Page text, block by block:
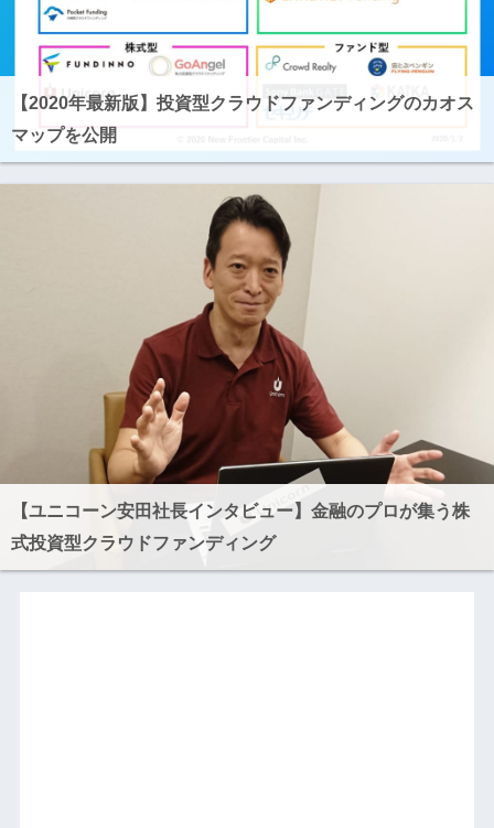
【2020年最新版】投資型クラウドファンディングのカオス
マップを公開
【ユニコーン安田社長インタビュー】金融のプロが集う株
式投資型クラウドファンディング